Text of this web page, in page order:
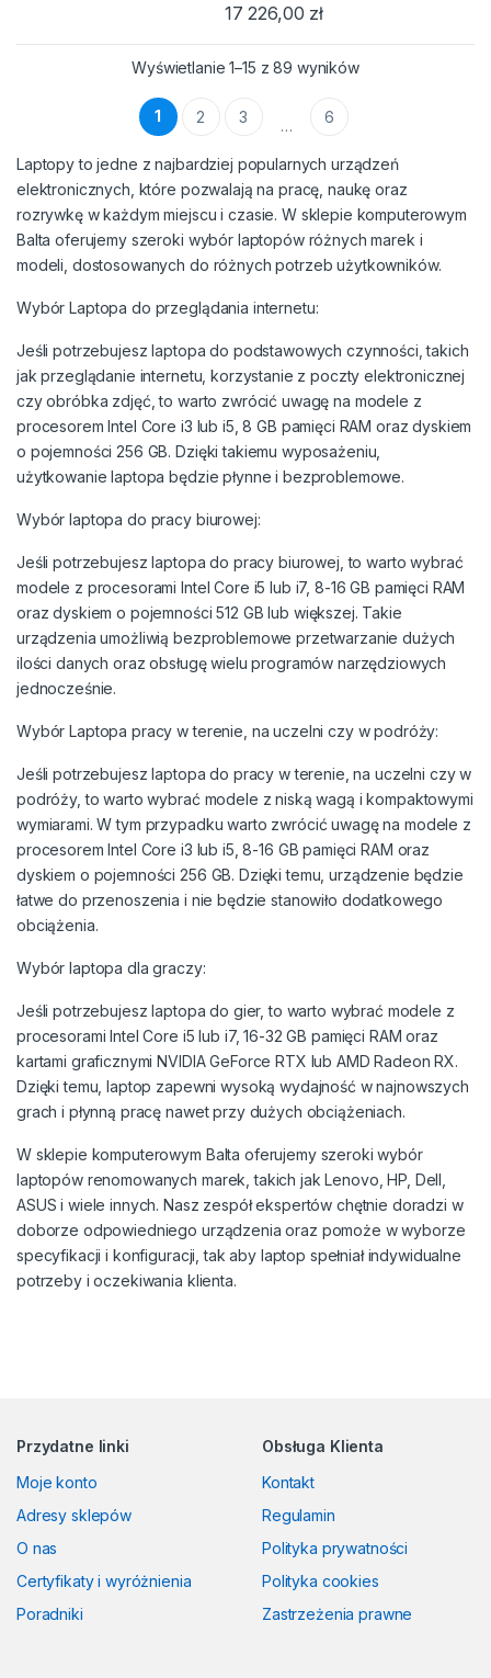
17 226,00 zł
Wyświetlanie 1–15 z 89 wynikówPosortowane
1 2 3 … 6
Laptopy to jedne z najbardziej popularnych urządzeń
elektronicznych, które pozwalają na pracę, naukę oraz
rozrywkę w każdym miejscu i czasie. W sklepie komputerowym
Balta oferujemy szeroki wybór laptopów różnych marek i
modeli, dostosowanych do różnych potrzeb użytkowników.
Wybór Laptopa do przeglądania internetu:
Jeśli potrzebujesz laptopa do podstawowych czynności, takich
jak przeglądanie internetu, korzystanie z poczty elektronicznej
czy obróbka zdjęć, to warto zwrócić uwagę na modele z
procesorem Intel Core i3 lub i5, 8 GB pamięci RAM oraz dyskiem
o pojemności 256 GB. Dzięki takiemu wyposażeniu,
użytkowanie laptopa będzie płynne i bezproblemowe.
Wybór laptopa do pracy biurowej:
Jeśli potrzebujesz laptopa do pracy biurowej, to warto wybrać
modele z procesorami Intel Core i5 lub i7, 8-16 GB pamięci RAM
oraz dyskiem o pojemności 512 GB lub większej. Takie
urządzenia umożliwią bezproblemowe przetwarzanie dużych
ilości danych oraz obsługę wielu programów narzędziowych
jednocześnie.
Wybór Laptopa pracy w terenie, na uczelni czy w podróży:
Jeśli potrzebujesz laptopa do pracy w terenie, na uczelni czy w
podróży, to warto wybrać modele z niską wagą i kompaktowymi
wymiarami. W tym przypadku warto zwrócić uwagę na modele z
procesorem Intel Core i3 lub i5, 8-16 GB pamięci RAM oraz
dyskiem o pojemności 256 GB. Dzięki temu, urządzenie będzie
łatwe do przenoszenia i nie będzie stanowiło dodatkowego
obciążenia.
Wybór laptopa dla graczy:
Jeśli potrzebujesz laptopa do gier, to warto wybrać modele z
procesorami Intel Core i5 lub i7, 16-32 GB pamięci RAM oraz
kartami graficznymi NVIDIA GeForce RTX lub AMD Radeon RX.
Dzięki temu, laptop zapewni wysoką wydajność w najnowszych
grach i płynną pracę nawet przy dużych obciążeniach.
W sklepie komputerowym Balta oferujemy szeroki wybór
laptopów renomowanych marek, takich jak Lenovo, HP, Dell,
ASUS i wiele innych. Nasz zespół ekspertów chętnie doradzi w
doborze odpowiedniego urządzenia oraz pomoże w wyborze
specyfikacji i konfiguracji, tak aby laptop spełniał indywidualne
potrzeby i oczekiwania klienta.
Przydatne linki
Moje konto
Adresy sklepów
O nas
Certyfikaty i wyróżnienia
Poradniki
Obsługa Klienta
Kontakt
Regulamin
Polityka prywatności
Polityka cookies
Zastrzeżenia prawne